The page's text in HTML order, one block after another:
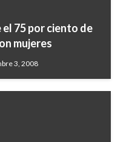
75 por ciento de
mujeres
3, 2008